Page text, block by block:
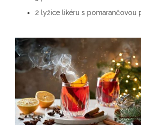
2 lyžice likéru s pomarančovou